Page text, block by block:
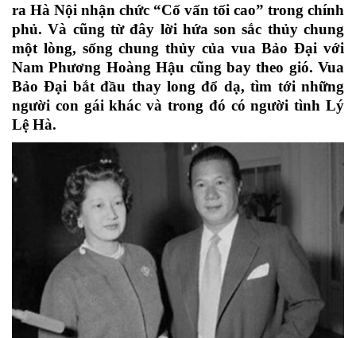
ra Hà Nội nhận chức “Cố vấn tối cao” trong chính
phủ. Và cũng từ đây lời hứa son sắc thủy chung
một lòng, sống chung thủy của vua Bảo Đại với
Nam Phương Hoàng Hậu cũng bay theo gió. Vua
Bảo Đại bắt đầu thay long đổ dạ, tìm tới những
người con gái khác và trong đó có người tình Lý
Lệ Hà.